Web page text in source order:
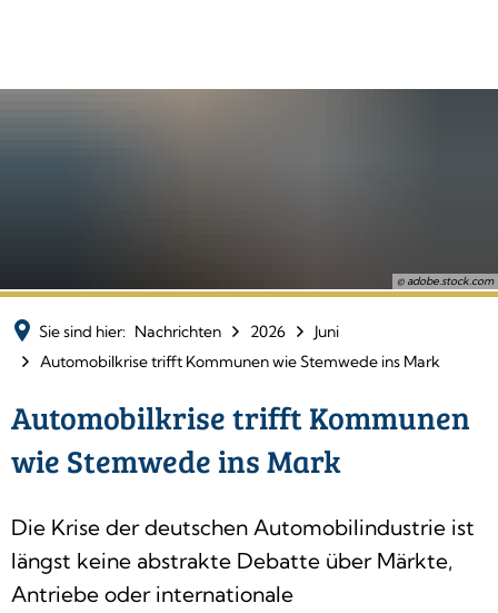
© adobe.stock.com
Sie sind hier: Nachrichten 2026
Juni
Automobilkrise trifft Kommunen wie Stemwede ins Mark
Automobilkrise trifft Kommunen
wie Stemwede ins Mark
Die Krise der deutschen Automobilindustrie ist
längst keine abstrakte Debatte über Märkte,
Antriebe oder internationale